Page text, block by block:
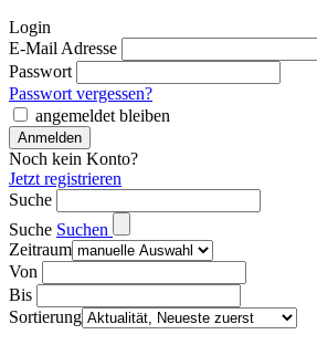
Login
E-Mail Adresse
Passwort
Passwort vergessen?
angemeldet bleiben
Noch kein Konto?
Jetzt registrieren
Suche
Suche Suchen
Zeitraum
Von
Bis
Sortierung